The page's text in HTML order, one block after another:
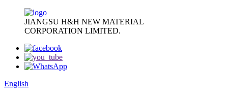
JIANGSU H&H NEW MATERIAL
CORPORATION LIMITED.
English